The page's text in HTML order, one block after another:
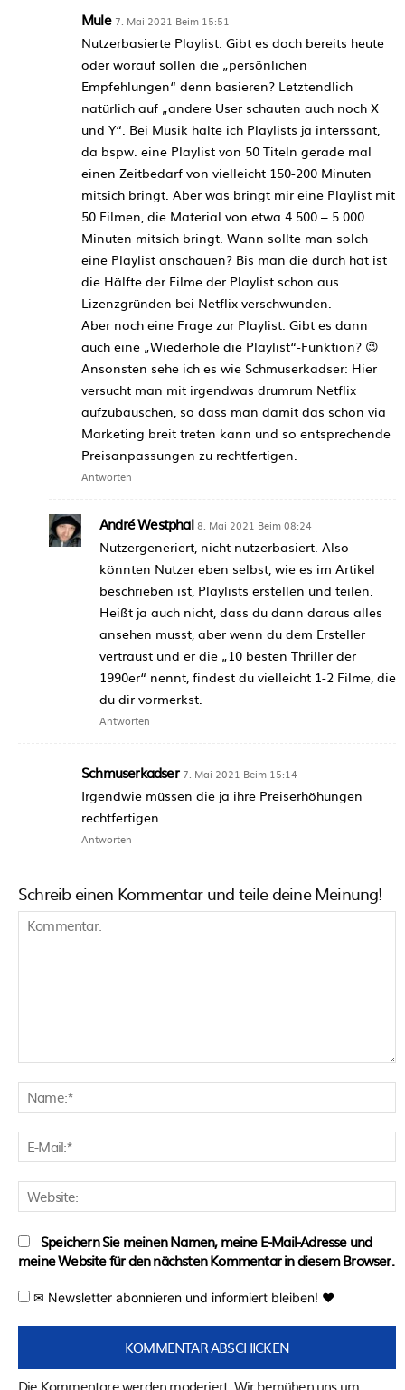
Mule 7. Mai 2021 Beim 15:51
Nutzerbasierte Playlist: Gibt es doch bereits heute
oder worauf sollen die „persönlichen
Empfehlungen“ denn basieren? Letztendlich
natürlich auf „andere User schauten auch noch X
und Y“. Bei Musik halte ich Playlists ja interssant,
da bspw. eine Playlist von 50 Titeln gerade mal
einen Zeitbedarf von vielleicht 150-200 Minuten
mitsich bringt. Aber was bringt mir eine Playlist mit
50 Filmen, die Material von etwa 4.500 – 5.000
Minuten mitsich bringt. Wann sollte man solch
eine Playlist anschauen? Bis man die durch hat ist
die Hälfte der Filme der Playlist schon aus
Lizenzgründen bei Netflix verschwunden.
Aber noch eine Frage zur Playlist: Gibt es dann
auch eine „Wiederhole die Playlist“-Funktion? 😉
Ansonsten sehe ich es wie Schmuserkadser: Hier
versucht man mit irgendwas drumrum Netflix
aufzubauschen, so dass man damit das schön via
Marketing breit treten kann und so entsprechende
Preisanpassungen zu rechtfertigen.
Antworten
André Westphal 8. Mai 2021 Beim 08:24
Nutzergeneriert, nicht nutzerbasiert. Also
könnten Nutzer eben selbst, wie es im Artikel
beschrieben ist, Playlists erstellen und teilen.
Heißt ja auch nicht, dass du dann daraus alles
ansehen musst, aber wenn du dem Ersteller
vertraust und er die „10 besten Thriller der
1990er“ nennt, findest du vielleicht 1-2 Filme, die
du dir vormerkst.
Antworten
Schmuserkadser 7. Mai 2021 Beim 15:14
Irgendwie müssen die ja ihre Preiserhöhungen
rechtfertigen.
Antworten
Schreib einen Kommentar und teile deine Meinung!
Speichern Sie meinen Namen, meine E-Mail-Adresse und
meine Website für den nächsten Kommentar in diesem Browser.
✉ Newsletter abonnieren und informiert bleiben! ♥